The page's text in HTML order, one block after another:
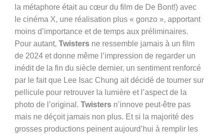
la métaphore était au cœur du film de De Bont!) avec
le cinéma X, une réalisation plus « gonzo », apportant
moins d’importance et de temps aux préliminaires.
Pour autant, Twisters ne ressemble jamais à un film
de 2024 et donne même l’impression de regarder un
inédit de la fin du siècle dernier, un sentiment renforcé
par le fait que Lee Isac Chung ait décidé de tourner sur
pellicule pour retrouver la lumière et l’aspect de la
photo de l’original. Twisters n’innove peut-être pas
mais ne déçoit jamais non plus. Et si la majorité des
grosses productions peinent aujourd’hui à remplir les